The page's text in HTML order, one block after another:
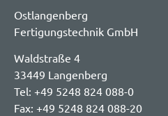
Ostlangenberg
Fertigungstechnik GmbH
Waldstraße 4
33449 Langenberg
Tel: +49 5248 824 088-0
Fax: +49 5248 824 088-20